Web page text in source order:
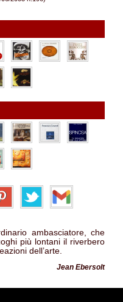
ambasciatore, che
più lontani il riverbero
dell’arte.
Jean Ebersolt